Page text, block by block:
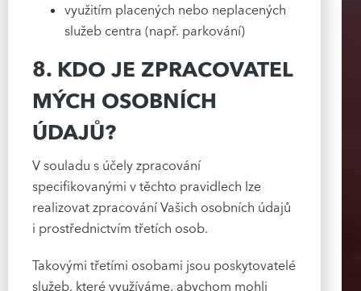
využitím placených nebo neplacených
služeb centra (např. parkování)
8. KDO JE ZPRACOVATEL
MÝCH OSOBNÍCH
ÚDAJŮ?
V souladu s účely zpracování
specifikovanými v těchto pravidlech lze
realizovat zpracování Vašich osobních údajů
i prostřednictvím třetích osob.
Takovými třetími osobami jsou poskytovatelé
služeb, které využíváme, abychom mohli